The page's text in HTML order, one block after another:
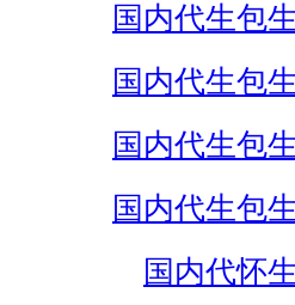
国内代生包
国内代生包
国内代生包
国内代生包
国内代怀